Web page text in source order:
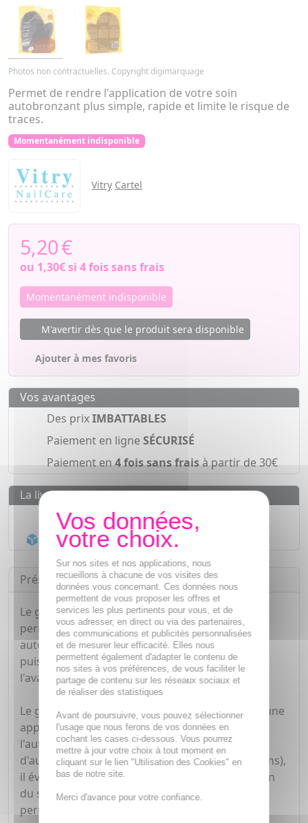
Photos non contractuelles. Copyright digimarquage
Permet de rendre l'application de votre soin
autobronzant plus simple, rapide et limite le risque de
traces.
Momentanément indisponible
Vitry Cartel
5,20€
ou 1,30€si 4 fois sans frais
Momentanément indisponible
M'avertir dès que le produit sera disponible
Ajouter à mes favoris
Vos avantages
Des prixIMBATTABLES
Paiement en ligne SÉCURISÉ
Paiement en4 fois sans fraisà partir de 30€
La livraison
Livraison gratuite dès55€
Acheminement Chronopost
Présentation
Le gant applicateur autobronzant Vitry Cartel
permet de rendre l'application de votre soin
autobronzant plus simple, rapide et sécurisante
puisqu'il limite le risque de traces. Il présente
l'avantage d'être lavable et réutilisable.
Le gant de soleil Cartel est un gant permettant une
application uniforme et sans traces de
l'autobronzant. Adapté à toutes les textures
d'autobronzant (mousses, laits, crèmes ou lotions),
il évite de se tacher les mains durant l'application
du soin et rend l'application plus rapide tout en
permettant un teint hâlé uniforme.
Sur nos sites et nos applications, nous
recueillons à chacune de vos visites des
données vous concernant. Ces données nous
permettent de vous proposer les offres et
services les plus pertinents pour vous, et de
vous adresser, en direct ou via des partenaires,
des communications et publicités personnalisées
et de mesurer leur efficacité. Elles nous
permettent également d'adapter le contenu de
nos sites à vos préférences, de vous faciliter le
partage de contenu sur les réseaux sociaux et
de réaliser des statistiques
Avant de poursuivre, vous pouvez sélectionner
l'usage que nous ferons de vos données en
cochant les cases ci-dessous. Vous pourrez
mettre à jour votre choix à tout moment en
cliquant sur le lien "Utilisation des Cookies" en
bas de notre site.
Merci d'avance pour votre confiance.